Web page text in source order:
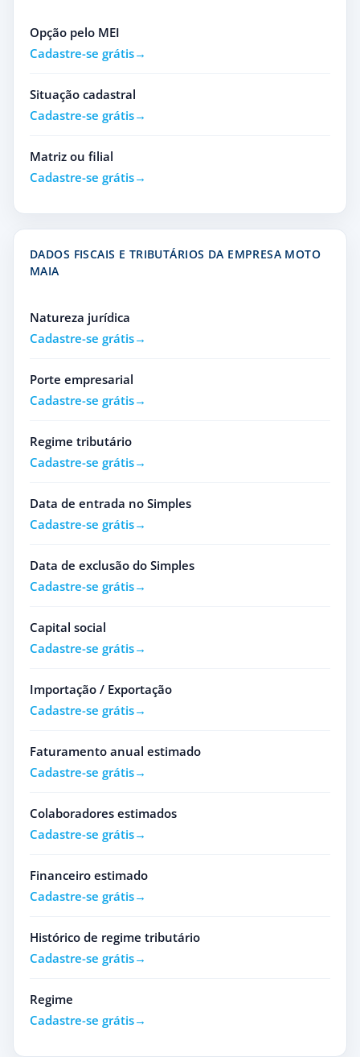
Opção pelo MEI
Cadastre-se grátis
Situação cadastral
Cadastre-se grátis
Matriz ou filial
Cadastre-se grátis
DADOS FISCAIS E TRIBUTÁRIOS DA EMPRESA MOTO
MAIA
Natureza jurídica
Cadastre-se grátis
Porte empresarial
Cadastre-se grátis
Regime tributário
Cadastre-se grátis
Data de entrada no Simples
Cadastre-se grátis
Data de exclusão do Simples
Cadastre-se grátis
Capital social
Cadastre-se grátis
Importação / Exportação
Cadastre-se grátis
Faturamento anual estimado
Cadastre-se grátis
Colaboradores estimados
Cadastre-se grátis
Financeiro estimado
Cadastre-se grátis
Histórico de regime tributário
Cadastre-se grátis
Regime
Cadastre-se grátis